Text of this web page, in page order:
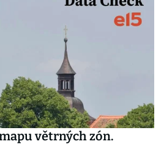
větrných zón.